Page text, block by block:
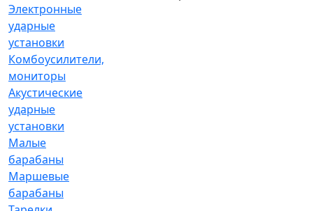
Электронные
ударные
установки
Комбоусилители,
мониторы
Акустические
ударные
установки
Малые
барабаны
Маршевые
барабаны